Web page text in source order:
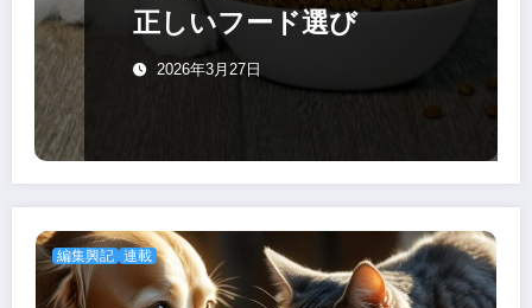
正しいフード選び
2026年3月27日
編集興記 連載